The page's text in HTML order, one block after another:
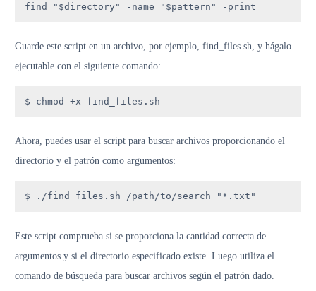
find "$directory" -name "$pattern" -print
Guarde este script en un archivo, por ejemplo, find_files.sh, y hágalo
ejecutable con el siguiente comando:
$ chmod +x find_files.sh
Ahora, puedes usar el script para buscar archivos proporcionando el
directorio y el patrón como argumentos:
$ ./find_files.sh /path/to/search "*.txt"
Este script comprueba si se proporciona la cantidad correcta de
argumentos y si el directorio especificado existe. Luego utiliza el
comando de búsqueda para buscar archivos según el patrón dado.